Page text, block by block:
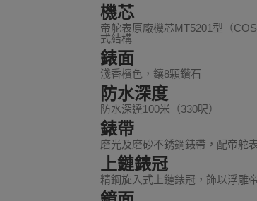
機芯
帝舵表原廠機芯MT5201型（
式結構
錶面
淺香檳色，鑲8顆鑽石
防水深度
防水深達100米（330呎）
錶帶
磨光及磨砂不銹鋼錶帶，配帝舵
上鏈錶冠
精鋼旋入式上鏈錶冠，飾以浮雕